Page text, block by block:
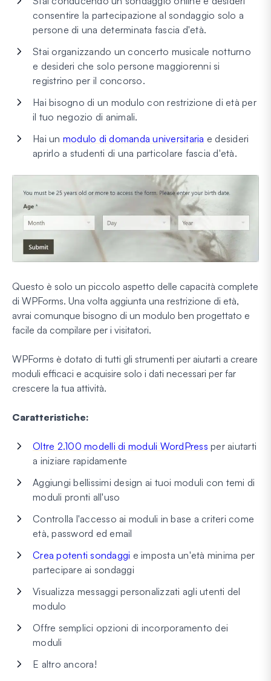
consentire la partecipazione al sondaggio solo a
persone di una determinata fascia d'età.
Stai organizzando un concerto musicale notturno
e desideri che solo persone maggiorenni si
registrino per il concorso.
Hai bisogno di un modulo con restrizione di età per
il tuo negozio di animali.
Hai un modulo di domanda universitaria e desideri
aprirlo a studenti di una particolare fascia d'età.
Questo è solo un piccolo aspetto delle capacità complete
di WPForms. Una volta aggiunta una restrizione di età,
avrai comunque bisogno di un modulo ben progettato e
facile da compilare per i visitatori.
WPForms è dotato di tutti gli strumenti per aiutarti a creare
moduli efficaci e acquisire solo i dati necessari per far
crescere la tua attività.
Caratteristiche:
Oltre 2.100 modelli di moduli WordPress per aiutarti
a iniziare rapidamente
Aggiungi bellissimi design ai tuoi moduli con temi di
moduli pronti all'uso
Controlla l'accesso ai moduli in base a criteri come
età, password ed email
Crea potenti sondaggi e imposta un'età minima per
partecipare ai sondaggi
Visualizza messaggi personalizzati agli utenti del
modulo
Offre semplici opzioni di incorporamento dei
moduli
E altro ancora!